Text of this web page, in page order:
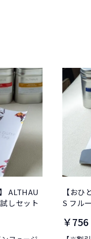
ALTHAU
しセット
【お
S フル
￥756